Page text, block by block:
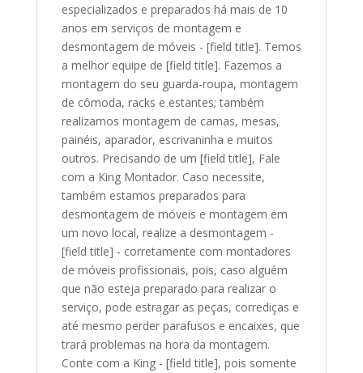
especializados e preparados há mais de 10
anos em serviços de montagem e
desmontagem de móveis - [field title]. Temos
a melhor equipe de [field title]. Fazemos a
montagem do seu guarda-roupa, montagem
de cômoda, racks e estantes; também
realizamos montagem de camas, mesas,
painéis, aparador, escrivaninha e muitos
outros. Precisando de um [field title], Fale
com a King Montador. Caso necessite,
também estamos preparados para
desmontagem de móveis e montagem em
um novo local, realize a desmontagem -
[field title] - corretamente com montadores
de móveis profissionais, pois, caso alguém
que não esteja preparado para realizar o
serviço, pode estragar as peças, corrediças e
até mesmo perder parafusos e encaixes, que
trará problemas na hora da montagem.
Conte com a King - [field title], pois somente